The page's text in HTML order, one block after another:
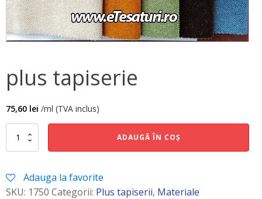
plus tapiserie
75,60 lei /ml (TVA inclus)
Cantitate
ADAUGĂ ÎN COȘ
Adauga la favorite
SKU: 1750 Categorii: Plus tapiserii, Materiale